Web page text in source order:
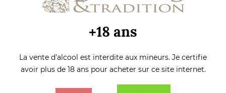
+18 ans
La vente d’alcool est interdite aux mineurs. Je certifie
avoir plus de 18 ans pour acheter sur ce site internet.